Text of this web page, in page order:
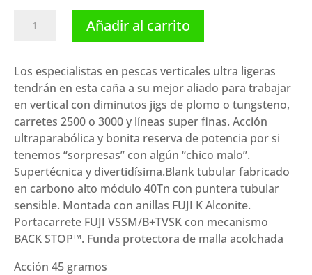
caña
Micro
Jigging
64S
(1.93
m
45
g)
cantidad
Añadir al carrito
Los especialistas en pescas verticales ultra ligeras
tendrán en esta caña a su mejor aliado para trabajar
en vertical con diminutos jigs de plomo o tungsteno,
carretes 2500 o 3000 y líneas super finas. Acción
ultraparabólica y bonita reserva de potencia por si
tenemos “sorpresas” con algún “chico malo”.
Supertécnica y divertidísima.Blank tubular fabricado
en carbono alto módulo 40Tn con puntera tubular
sensible. Montada con anillas FUJI K Alconite.
Portacarrete FUJI VSSM/B+TVSK con mecanismo
BACK STOP™. Funda protectora de malla acolchada
Acción 45 gramos